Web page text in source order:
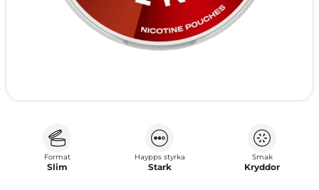
Format
Slim
Haypps styrka
Stark
Smak
Kryddor